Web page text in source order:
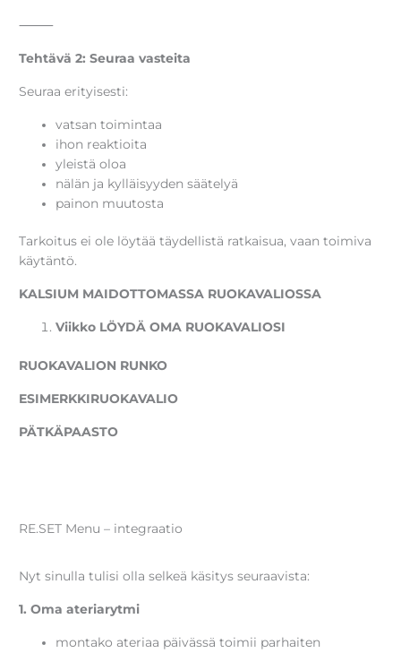
⸻
Tehtävä 2: Seuraa vasteita
Seuraa erityisesti:
vatsan toimintaa
ihon reaktioita
yleistä oloa
nälän ja kylläisyyden säätelyä
painon muutosta
Tarkoitus ei ole löytää täydellistä ratkaisua, vaan toimiva
käytäntö.
KALSIUM MAIDOTTOMASSA RUOKAVALIOSSA
Viikko LÖYDÄ OMA RUOKAVALIOSI
RUOKAVALION RUNKO
ESIMERKKIRUOKAVALIO
PÄTKÄPAASTO
RE.SET Menu – integraatio
Nyt sinulla tulisi olla selkeä käsitys seuraavista:
1. Oma ateriarytmi
montako ateriaa päivässä toimii parhaiten